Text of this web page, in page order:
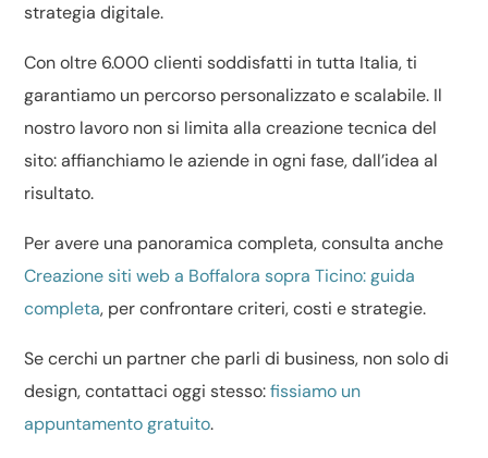
strategia digitale.
Con oltre 6.000 clienti soddisfatti in tutta Italia, ti
garantiamo un percorso personalizzato e scalabile. Il
nostro lavoro non si limita alla creazione tecnica del
sito: affianchiamo le aziende in ogni fase, dall’idea al
risultato.
Per avere una panoramica completa, consulta anche
Creazione siti web a Boffalora sopra Ticino: guida
completa, per confrontare criteri, costi e strategie.
Se cerchi un partner che parli di business, non solo di
design, contattaci oggi stesso:fissiamo un
appuntamento gratuito.